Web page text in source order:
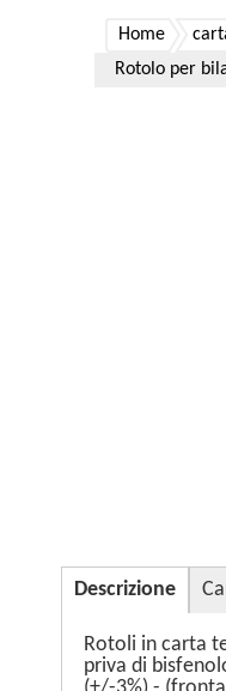
Home
Rotolo per
Descrizione
Rotoli in carta
priva di